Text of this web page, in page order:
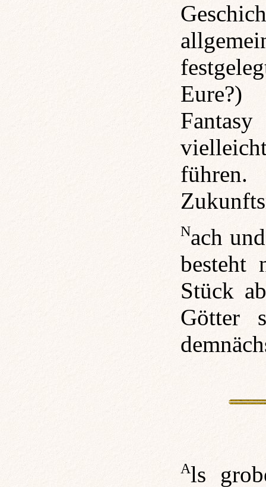
Eure?)
Nach und nach wird sie wachsen, zur Zeit
besteht
Stück
Götter
Als grobes Konzept für unser weiteres